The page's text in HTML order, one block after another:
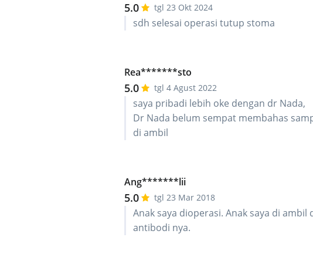
5.0 tgl 23 Okt 2024
sdh selesai operasi tutup stoma
Rea*******sto
5.0 tgl 4 Agust 2022
saya pribadi lebih oke dengan dr Nada,
Dr Nada belum sempat membahas
di ambil
Ang*******lii
5.0 tgl 23 Mar 2018
Anak saya dioperasi. Anak saya di
antibodi nya.